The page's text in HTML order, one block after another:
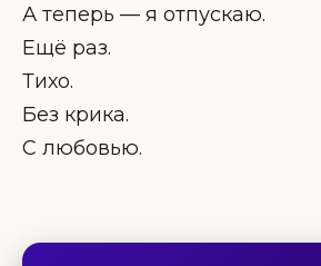
А теперь — я отпускаю.
Ещё раз.
Тихо.
Без крика.
С любовью.